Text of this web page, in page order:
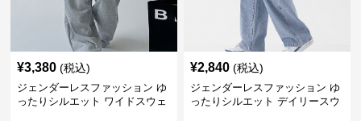
¥3,380 (税込)
ジェンダーレスファッション ゆ
ったりシルエット ワイドスウェ
¥2,840 (税込)
ジェンダーレスファッション ゆ
ったりシルエット デイリースウ